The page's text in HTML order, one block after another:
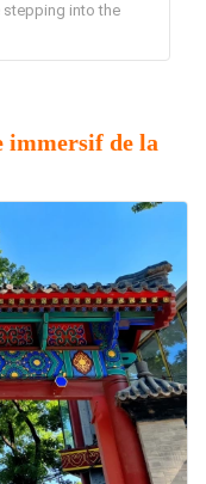
stepping into the
immersif de la